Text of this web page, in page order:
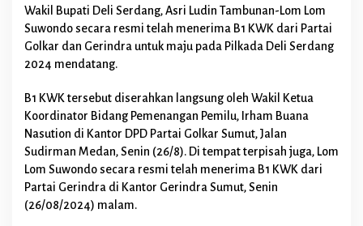
a
K
W
G
k
a
r
d
a
n
Wakil Bupati Deli Serdang, Asri Ludin Tambunan-Lom Lom
Suwondo secara resmi telah menerima B1 KWK dari Partai
Golkar dan Gerindra untuk maju pada Pilkada Deli Serdang
2024 mendatang.
B1 KWK tersebut diserahkan langsung oleh Wakil Ketua
Koordinator Bidang Pemenangan Pemilu, Irham Buana
Nasution di Kantor DPD Partai Golkar Sumut, Jalan
Sudirman Medan, Senin (26/8). Di tempat terpisah juga, Lom
Lom Suwondo secara resmi telah menerima B1 KWK dari
Partai Gerindra di Kantor Gerindra Sumut, Senin
(26/08/2024) malam.